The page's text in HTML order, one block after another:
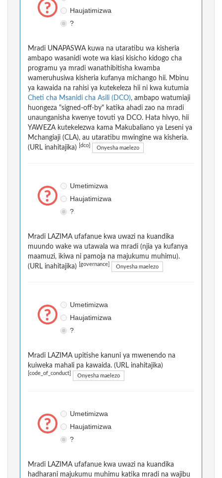
Haujatimizwa
?
Mradi UNAPASWA kuwa na utaratibu wa kisheria
ambapo wasanidi wote wa kiasi kisicho kidogo cha
programu ya mradi wanathibitisha kwamba
wameruhusiwa kisheria kufanya michango hii. Mbinu
ya kawaida na rahisi ya kutekeleza hii ni kwa kutumia
Cheti cha Msanidi cha Asili (DCO), ambapo watumiaji
huongeza "signed-off-by" katika ahadi zao na mradi
unaunganisha kwenye tovuti ya DCO. Hata hivyo, hii
YAWEZA kutekelezwa kama Makubaliano ya Leseni ya
Mchangiaji (CLA), au utaratibu mwingine wa kisheria.
(URL inahitajika)
[dco] Onyesha maelezo
Umetimizwa
Haujatimizwa
?
Mradi LAZIMA ufafanue kwa uwazi na kuandika
muundo wake wa utawala wa mradi (njia ya kufanya
maamuzi, ikiwa ni pamoja na majukumu muhimu).
(URL inahitajika)
[governance] Onyesha maelezo
Umetimizwa
Haujatimizwa
?
Mradi LAZIMA upitishe kanuni ya mwenendo na
kuiweka mahali pa kawaida. (URL inahitajika)
[code_of_conduct] Onyesha maelezo
Umetimizwa
Haujatimizwa
?
Mradi LAZIMA ufafanue kwa uwazi na kuandika
hadharani majukumu muhimu katika mradi na wajibu